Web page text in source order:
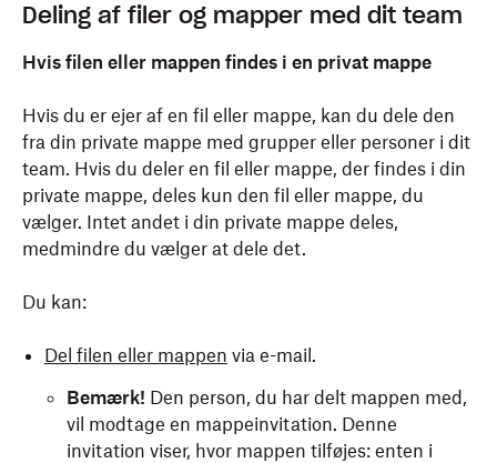
Deling af filer og mapper med dit team
Hvis filen eller mappen findes i en privat mappe
Hvis du er ejer af en fil eller mappe, kan du dele den
fra din private mappe med grupper eller personer i dit
team. Hvis du deler en fil eller mappe, der findes i din
private mappe, deles kun den fil eller mappe, du
vælger. Intet andet i din private mappe deles,
medmindre du vælger at dele det.
Du kan:
Del filen eller mappen via e-mail.
Bemærk! Den person, du har delt mappen med,
vil modtage en mappeinvitation. Denne
invitation viser, hvor mappen tilføjes: enten i